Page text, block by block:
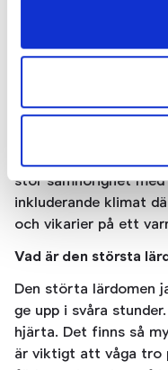
att ha fokus på att
omringad av min
och lärare som alla
jag ångrar och alla
särskilt nu när jag är
stor samhörighet
inkluderande klimat
och vikarier på ett
Vad är den största
Den störta lärdomen
ge upp i svåra
hjärta. Det finns så
är viktigt att våga tro